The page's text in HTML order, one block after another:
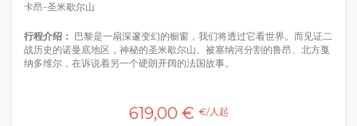
卡昂-圣米歇尔山
行程介绍： 巴黎是一扇深邃变幻的橱窗，我们将透过它看世界。而见证二
战历史的诺曼底地区，神秘的圣米歇尔山、被塞纳河分割的鲁昂、北方戛
纳多维尔，在诉说着另一个硬朗开阔的法国故事。
619,00 € €/人起